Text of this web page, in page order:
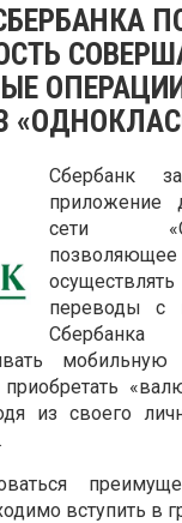
Сбербанк
приложение
сети
позволяющее
переводы с
из своего
вступить в